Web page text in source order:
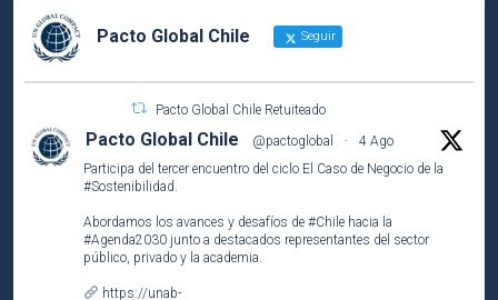
Pacto Global Chile Seguir
Pacto Global Chile Retuiteado
Pacto Global Chile @pactoglobal ·
4 Ago
Participa del tercer encuentro del ciclo El Caso de Negocio de la
#Sostenibilidad
Abordamos los avances y desafíos de #Chile hacia la
#Agenda2030 junto a destacados representantes del sector
público, privado y la academia.
https://unab-